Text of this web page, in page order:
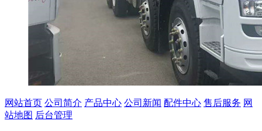
网站首页 公司简介 产品中心 公司新闻 配件中心 售后服务 网
站地图 后台管理